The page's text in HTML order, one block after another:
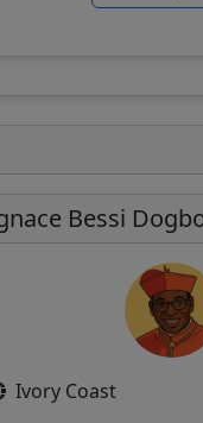
Bessi
Ivory Coast